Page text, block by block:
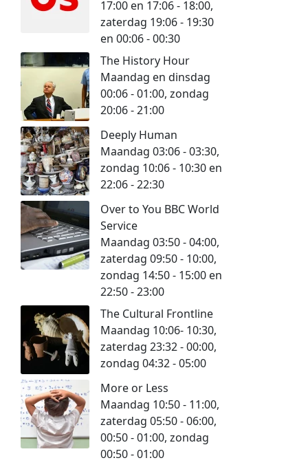
17:00 en 17:06 - 18:00,
zaterdag 19:06 - 19:30
en 00:06 - 00:30
The History Hour
Maandag en dinsdag
00:06 - 01:00, zondag
20:06 - 21:00
Deeply Human
Maandag 03:06 - 03:30,
zondag 10:06 - 10:30 en
22:06 - 22:30
Over to You BBC World
Service
Maandag 03:50 - 04:00,
zaterdag 09:50 - 10:00,
zondag 14:50 - 15:00 en
22:50 - 23:00
The Cultural Frontline
Maandag 10:06- 10:30,
zaterdag 23:32 - 00:00,
zondag 04:32 - 05:00
More or Less
Maandag 10:50 - 11:00,
zaterdag 05:50 - 06:00,
00:50 - 01:00, zondag
00:50 - 01:00